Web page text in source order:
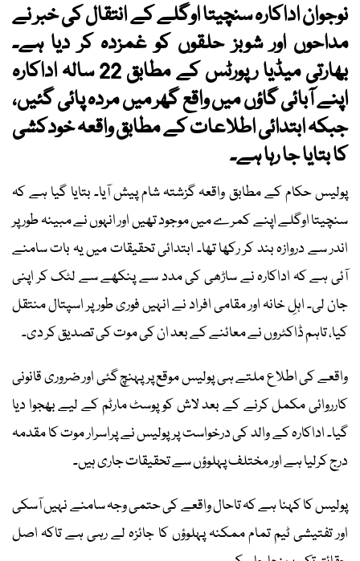
نوجوان اداکارہ سنچیتا اوگلے کے انتقال کی خبر نے
مداحوں اور شوبز حلقوں کو غمزدہ کر دیا ہے۔
بھارتی میڈیا رپورٹس کے مطابق 22 سالہ اداکارہ
اپنے آبائی گاؤں میں واقع گھر میں مردہ پائی گئیں،
جبکہ ابتدائی اطلاعات کے مطابق واقعہ خودکشی
کا بتایا جا رہا ہے۔
پولیس حکام کے مطابق واقعہ گزشتہ شام پیش آیا۔ بتایا گیا ہے کہ
سنچیتا اوگلے اپنے کمرے میں موجود تھیں اور انہوں نے مبینہ طور پر
اندر سے دروازہ بند کر رکھا تھا۔ ابتدائی تحقیقات میں یہ بات سامنے
آئی ہے کہ اداکارہ نے ساڑھی کی مدد سے پنکھے سے لٹک کر اپنی
جان لی۔ اہلِ خانہ اور مقامی افراد نے انہیں فوری طور پر اسپتال منتقل
کیا، تاہم ڈاکٹروں نے معائنے کے بعد ان کی موت کی تصدیق کر دی۔
واقعے کی اطلاع ملتے ہی پولیس موقع پر پہنچ گئی اور ضروری قانونی
کارروائی مکمل کرنے کے بعد لاش کو پوسٹ مارٹم کے لیے بھجوا دیا
گیا۔ اداکارہ کے والد کی درخواست پر پولیس نے پراسرار موت کا مقدمہ
درج کرلیا ہے اور مختلف پہلوؤں سے تحقیقات جاری ہیں۔
پولیس کا کہنا ہے کہ تاحال واقعے کی حتمی وجہ سامنے نہیں آسکی
اور تفتیشی ٹیم تمام ممکنہ پہلوؤں کا جائزہ لے رہی ہے تاکہ اصل